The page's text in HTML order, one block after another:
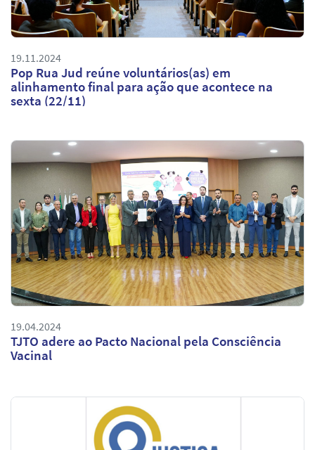
19.11.2024
Pop Rua Jud reúne voluntários(as) em
alinhamento final para ação que acontece na
sexta (22/11)
19.04.2024
TJTO adere ao Pacto Nacional pela Consciência
Vacinal